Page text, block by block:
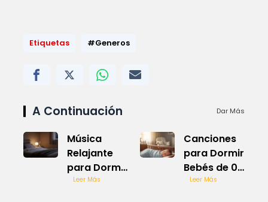
Etiquetas #Generos
A Continuación Dar Más
Música
Relajante
para Dormir
Sueño
Leer Más
Canciones
para Dormir
Bebés de 0
a 3 Meses
Leer Más